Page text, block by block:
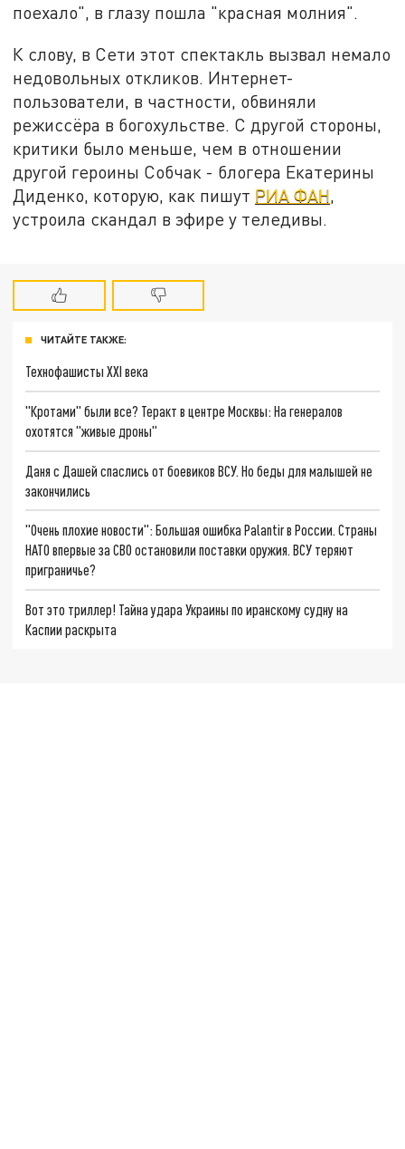
поехало", в глазу пошла "красная молния".
К слову, в Сети этот спектакль вызвал немало
недовольных откликов. Интернет-
пользователи, в частности, обвиняли
режиссёра в богохульстве. С другой стороны,
критики было меньше, чем в отношении
другой героины Собчак - блогера Екатерины
Диденко, которую, как пишут РИА ФАН
устроила скандал в эфире у теледивы.
ЧИТАЙТЕ ТАКЖЕ:
Технофашисты XXI века
"Кротами" были все? Теракт в центре Москвы: На генералов
охотятся "живые дроны"
Даня с Дашей спаслись от боевиков ВСУ. Но беды для малышей не
закончились
"Очень плохие новости": Большая ошибка Palantir в России. Страны
НАТО впервые за СВО остановили поставки оружия. ВСУ теряют
приграничье?
Вот это триллер! Тайна удара Украины по иранскому судну на
Каспии раскрыта